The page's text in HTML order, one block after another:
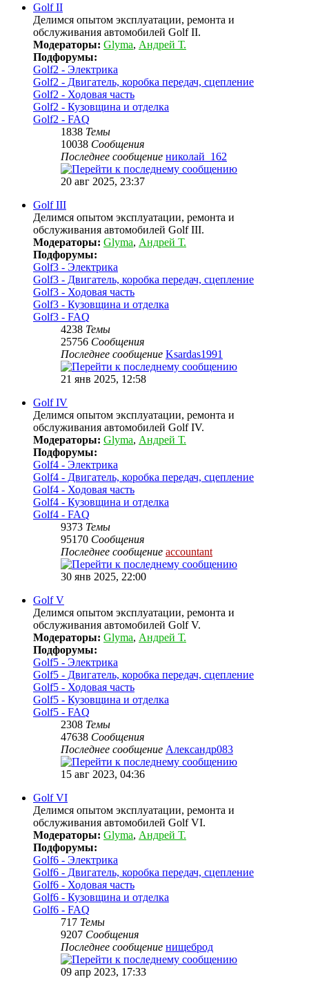
Golf II
Делимся опытом эксплуатации, ремонта и
обслуживания автомобилей Golf II.
Модераторы: Glyma, Андрей Т.
Подфорумы:
Golf2 - Электрика
Golf2 - Двигатель, коробка передач, сцепление
Golf2 - Ходовая часть
Golf2 - Кузовщина и отделка
Golf2 - FAQ
1838 Темы
10038 Сообщения
Последнее сообщение николай_162
20 авг 2025, 23:37
Golf III
Делимся опытом эксплуатации, ремонта и
обслуживания автомобилей Golf III.
Модераторы: Glyma, Андрей Т.
Подфорумы:
Golf3 - Электрика
Golf3 - Двигатель, коробка передач, сцепление
Golf3 - Ходовая часть
Golf3 - Кузовщина и отделка
Golf3 - FAQ
4238 Темы
25756 Сообщения
Последнее сообщение Ksardas1991
21 янв 2025, 12:58
Golf IV
Делимся опытом эксплуатации, ремонта и
обслуживания автомобилей Golf IV.
Модераторы: Glyma, Андрей Т.
Подфорумы:
Golf4 - Электрика
Golf4 - Двигатель, коробка передач, сцепление
Golf4 - Ходовая часть
Golf4 - Кузовщина и отделка
Golf4 - FAQ
9373 Темы
95170 Сообщения
Последнее сообщение accountant
30 янв 2025, 22:00
Golf V
Делимся опытом эксплуатации, ремонта и
обслуживания автомобилей Golf V.
Модераторы: Glyma, Андрей Т.
Подфорумы:
Golf5 - Электрика
Golf5 - Двигатель, коробка передач, сцепление
Golf5 - Ходовая часть
Golf5 - Кузовщина и отделка
Golf5 - FAQ
2308 Темы
47638 Сообщения
Последнее сообщение Александр083
15 авг 2023, 04:36
Golf VI
Делимся опытом эксплуатации, ремонта и
обслуживания автомобилей Golf VI.
Модераторы: Glyma, Андрей Т.
Подфорумы:
Golf6 - Электрика
Golf6 - Двигатель, коробка передач, сцепление
Golf6 - Ходовая часть
Golf6 - Кузовщина и отделка
Golf6 - FAQ
717 Темы
9207 Сообщения
Последнее сообщение нищеброд
09 апр 2023, 17:33